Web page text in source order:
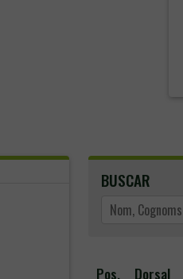
BUSCAR
Pos. Dorsal